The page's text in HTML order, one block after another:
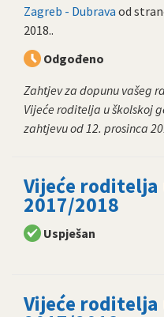
Zagreb - Dubrava od
2018..
Odgođeno
Zahtjev za dopunu vašeg
Vijeće roditelja u školskoj
zahtjevu od 12. prosinca
Vijeće roditelja
2017/2018
Uspješan
Vijeće roditelja